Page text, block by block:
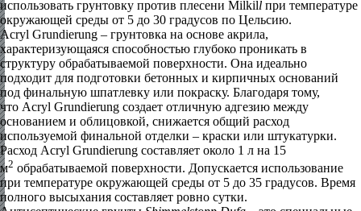
использовать грунтовку против плесени Milkill при температуре
окружающей среды от 5 до 30 градусов по Цельсию.
Acryl Grundierung – грунтовка на основе акрила,
характеризующаяся способностью глубоко проникать в
структуру обрабатываемой поверхности. Она идеально
подходит для подготовки бетонных и кирпичных оснований
под финальную шпатлевку или покраску. Благодаря тому,
что Acryl Grundierung создает отличную адгезию между
основанием и облицовкой, снижается общий расход
используемой финальной отделки – краски или штукатурки.
Расход Acryl Grundierung составляет около 1 л на 15
м2 обрабатываемой поверхности. Допускается использование
при температуре окружающей среды от 5 до 35 градусов. Время
полного высыхания составляет ровно сутки.